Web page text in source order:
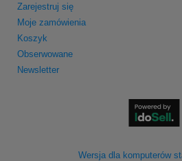
Zarejestruj się
Moje zamówienia
Koszyk
Obserwowane
Newsletter
Wersja dla komputerów